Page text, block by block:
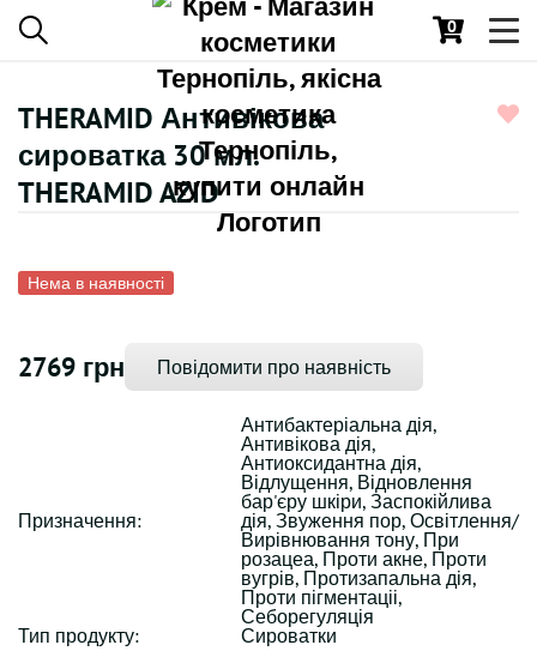
0
THERAMID Антивікова
сироватка 30 мл.
THERAMID AZID
Нема в наявності
2769 грн Повідомити про наявність
Призначення:
Антибактеріальна дія,
Антивікова дія,
Антиоксидантна дія,
Відлущення, Відновлення
бар'єру шкіри, Заспокійлива
дія, Звуження пор, Освітлення/
Вирівнювання тону, При
розацеа, Проти акне, Проти
вугрів, Протизапальна дія,
Проти пігментаціі,
Себорегуляція
Тип продукту:
Сироватки